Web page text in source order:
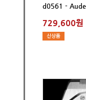
d0561 -
729,600원